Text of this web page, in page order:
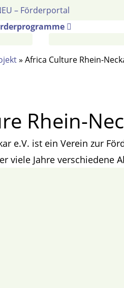
– Förderportal
» Africa Culture Rhein-
Rhein-
e.V. ist ein Verein zur
viele Jahre verschiedene